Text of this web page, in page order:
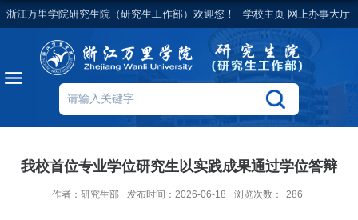
浙江万里学院研究生院（研究生工作部）欢迎您！ 学校主页 网上办事大厅
我校首位专业学位研究生以实践成果通过学位答辩
作者：研究生部 发布时间：2026-06-18 浏览次数： 286